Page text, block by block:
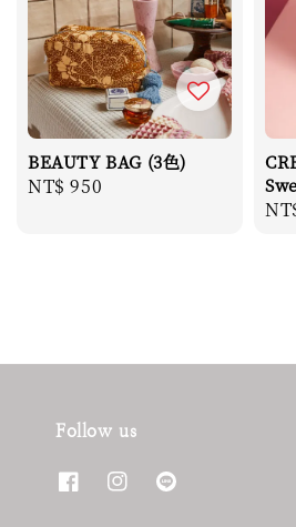
BEAUTY BAG (3色)
Regular
NT$ 950
Follow us